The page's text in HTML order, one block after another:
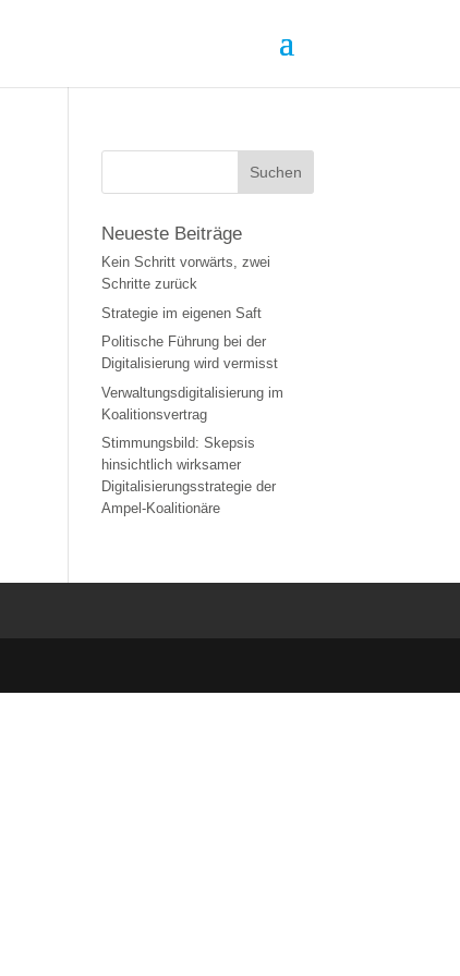
Neueste Beiträge
Kein Schritt vorwärts, zwei
Schritte zurück
Strategie im eigenen Saft
Politische Führung bei der
Digitalisierung wird vermisst
Verwaltungsdigitalisierung im
Koalitionsvertrag
Stimmungsbild: Skepsis
hinsichtlich wirksamer
Digitalisierungsstrategie der
Ampel-Koalitionäre